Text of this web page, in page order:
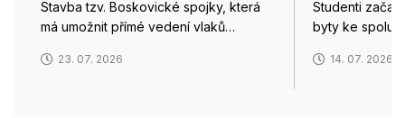
Stavba tzv. Boskovické spojky, která
má umožnit přímé vedení vlaků…
23. 07. 2026
Studenti
byty ke
14. 07. 2026